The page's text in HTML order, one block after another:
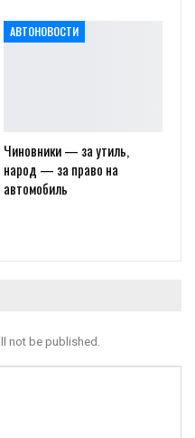
АВТОНОВОСТИ
Чиновники — за утиль,
народ — за право на
автомобиль
not be published.